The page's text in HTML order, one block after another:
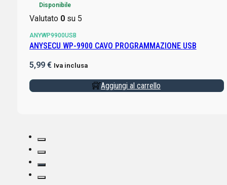
Disponibile
Valutato 0su 5
ANYWP9900USB
ANYSECU WP-9900 CAVO PROGRAMMAZIONE USB
5,99 € Iva inclusa
Aggiungi al carrello